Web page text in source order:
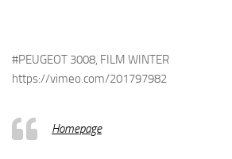
#PEUGEOT 3008, FILM WINTER
https://vimeo.com/201797982
Homepage